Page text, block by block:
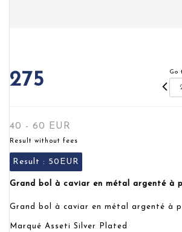
275 Go
40 - 60 EUR
Result without fees
Result : 50EUR
Grand bol à caviar en métal argenté à
Grand bol à caviar en métal argenté à
Marqué Asseti Silver Plated